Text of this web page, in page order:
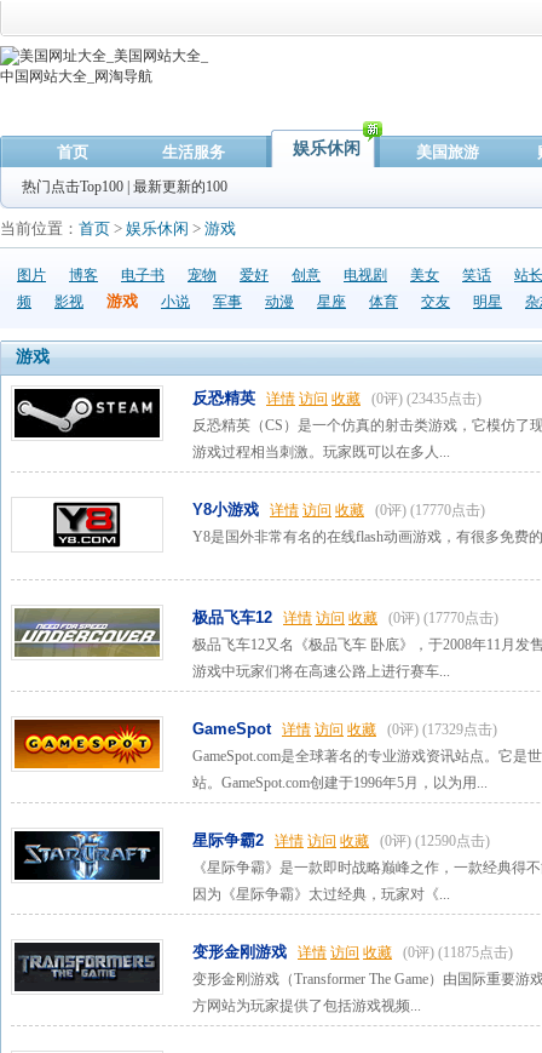
首页 生活服务 娱乐休闲 美国旅游
热门点击Top100 最新更新的100
当前位置： 首页 > 娱乐休闲 > 游戏
图片 博客 电子书 宠物 爱好 创意 电视剧 美女 笑话
站长
频
影视 游戏 小说 军事 动漫 星座 体育 交友 明星
游戏
反恐精英 详情 访问 收藏 (0评) (23435点击)
反恐精英（CS）是一个仿真的射击类游戏，它模仿了
游戏过程相当刺激。玩家既可以在多人...
Y8小游戏 详情 访问 收藏 (0评) (17770点击)
Y8是国外非常有名的在线flash动画游戏，有很多免费
极品飞车12 详情 访问 收藏 (0评) (17770点击)
极品飞车12又名《极品飞车 卧底》，于2008年11月
游戏中玩家们将在高速公路上进行赛车...
GameSpot 详情 访问 收藏 (0评) (17329点击)
GameSpot.com是全球著名的专业游戏资讯站点。它是
站。GameSpot.com创建于1996年5月，以为用...
星际争霸2 详情 访问 收藏 (0评) (12590点击)
《星际争霸》是一款即时战略巅峰之作，一款经典得
因为《星际争霸》太过经典，玩家对《...
变形金刚游戏 详情 访问 收藏 (0评) (11875点击)
变形金刚游戏（Transformer The Game）由国际重要
方网站为玩家提供了包括游戏视频...